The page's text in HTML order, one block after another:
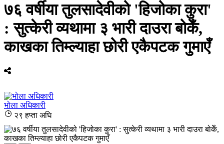
७६ वर्षीया तुलसादेवीको 'हिजोका कुरा'
: सुत्केरी व्यथामा ३ भारी दाउरा बोकेँ,
काखका तिम्ल्याहा छोरी एकैपटक गुमाएँ
भोला अधिकारी
२९ हप्ता अघि